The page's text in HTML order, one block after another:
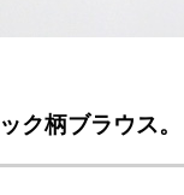
ク柄ブラウス。